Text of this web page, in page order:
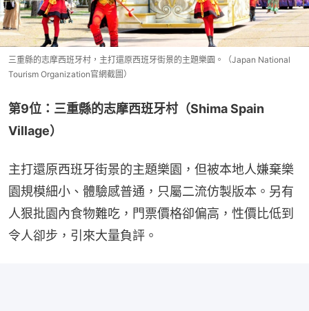
三重縣的志摩西班牙村，主打還原西班牙街景的主題樂園。（Japan National
Tourism Organization官網截圖）
第9位：三重縣的志摩西班牙村（Shima Spain
Village）
主打還原西班牙街景的主題樂園，但被本地人嫌棄樂
園規模細小、體驗感普通，只屬二流仿製版本。另有
人狠批園內食物難吃，門票價格卻偏高，性價比低到
令人卻步，引來大量負評。